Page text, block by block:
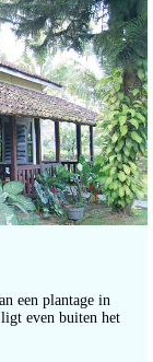
een plantage in
even buiten het